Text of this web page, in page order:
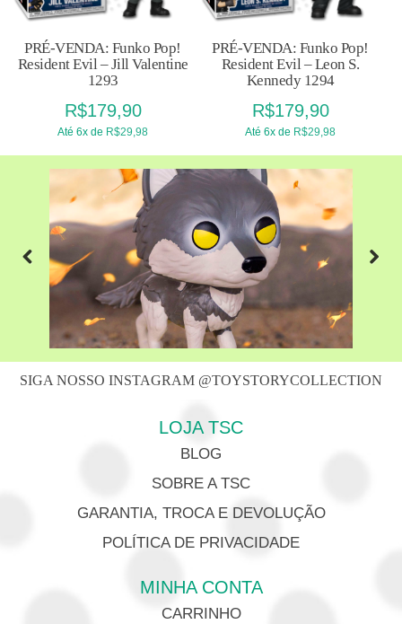
PRÉ-VENDA: Funko Pop!
Resident Evil – Jill Valentine
1293
R$179,90
Até 6x de R$29,98
PRÉ-VENDA: Funko Pop!
Resident Evil – Leon S.
Kennedy 1294
R$179,90
Até 6x de R$29,98
SIGA NOSSO INSTAGRAM @TOYSTORYCOLLECTION
LOJA TSC
BLOG
SOBRE A TSC
GARANTIA, TROCA E DEVOLUÇÃO
POLÍTICA DE PRIVACIDADE
MINHA CONTA
CARRINHO